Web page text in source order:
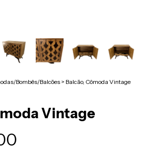
Bombês/Balcões > Balcão, Cômoda Vintage
Vintage